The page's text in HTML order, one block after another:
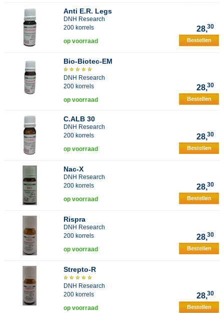
Anti E.R. Legs
DNH Research
200 korrels
28,30
op voorraad Bestellen
Bio-Biotec-EM
DNH Research
200 korrels
28,30
op voorraad Bestellen
C.ALB 30
DNH Research
200 korrels
28,30
op voorraad Bestellen
Nac-X
DNH Research
200 korrels
28,30
op voorraad Bestellen
Rispra
DNH Research
200 korrels
28,30
op voorraad Bestellen
Strepto-R
DNH Research
200 korrels
28,30
op voorraad Bestellen